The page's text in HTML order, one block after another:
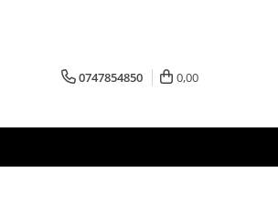
0747854850 0,00